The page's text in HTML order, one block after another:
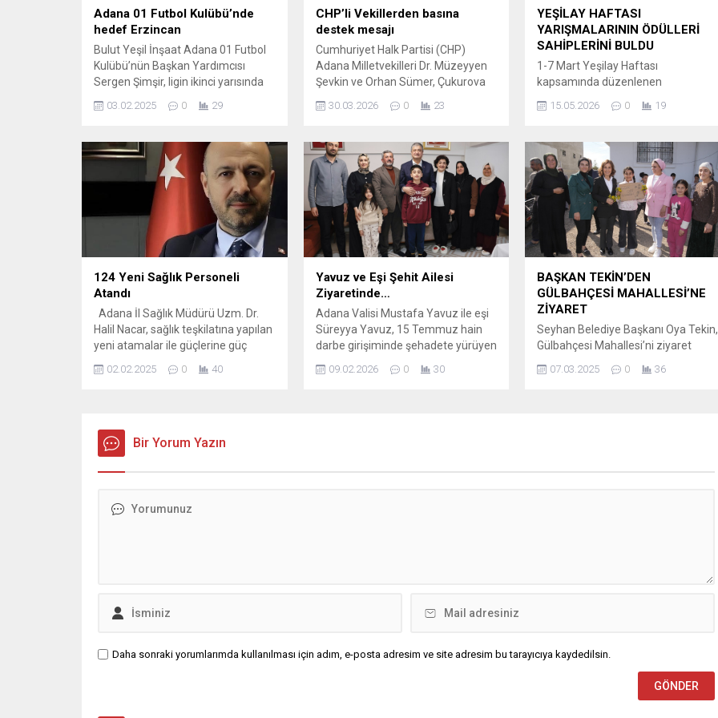
Adana 01 Futbol Kulübü’nde
hedef Erzincan
Bulut Yeşil İnşaat Adana 01 Futbol
Kulübü’nün Başkan Yardımcısı
Sergen Şimşir, ligin ikinci yarısında
Kepez, Isparta ve Kırklareli maçlarını
belirten Sarı-Siyahlı ekibin Başkan
Yardımcısı Sergen Şimşir, “Bu
başarımızı Cumartesi günü saat
14.00’de Tarsus Şehir Stadında
konuk edeceğimiz Erzincan önünde
de sürdürmeyi...
03.02.2025 0 29
CHP’li Vekillerden basına
destek mesajı
Cumhuriyet Halk Partisi (CHP)
Adana Milletvekilleri Dr. Müzeyyen
Şevkin ve Orhan Sümer, Çukurova
Kurtul Çakın ve yönetim kurulu
bulundu. Samimi bir atmosferde
gerçekleşen ziyarette, Adana
basınının önemi ve Türkiye
gündemine dair değerlendirmeler
öne çıktı. Milletvekilleri Şevkin ve
Sümer, Adana basınının her
zaman...
30.03.2026 0 23
YEŞİLAY HAFTASI
YARIŞMALARININ ÖDÜLLERİ
SAHİPLERİNİ BULDU
1-7 Mart Yeşilay Haftası
kapsamında düzenlenen
öğrencilerimize ödülleri Adana
takdim edildi. Valilik Konferans
Salonunda düzenlenen tören; İl
Emniyet Müdürü Ahmet Hakan
Arıkan, Türkiye Yeşilay Cemiyeti
Adana Şube Başkanı Dr. Yunus
Emre Yıldırım, kamu kurumlarının
temsilcileri, ödül alan
öğrencilerimiz, aileleri ve
öğretmenlerinin katılımıyla
gerçekleştirildi. Öğrencilerimizin...
15.05.2026 0 19
124 Yeni Sağlık Personeli
Atandı
Adana İl Sağlık Müdürü Uzm. Dr.
Halil Nacar, sağlık teşkilatına yapılan
yeni atamalar ile güçlerine güç
Uzm. Dr. Halil Nacar, “Ocak Dönemi
toplamda 124 yeni personel
atanmıştır. Yeni çalışma
arkadaşlarımızı...
02.02.2025 0 40
Yavuz ve Eşi Şehit Ailesi
Ziyaretinde…
Adana Valisi Mustafa Yavuz ile eşi
Süreyya Yavuz, 15 Temmuz hain
darbe girişiminde şehadete yürüyen
Mehmet Oruç’un ailesini ziyaret etti.
ölümsüzleştiğini vurgulayan Vali
09.02.2026 0 30
BAŞKAN TEKİN’DEN
GÜLBAHÇESİ MAHALLESİ’NE
ZİYARET
Seyhan Belediye Başkanı Oya Tekin,
Gülbahçesi Mahallesi’ni ziyaret
Mahalle sakinlerinin yoğun ilgisiyle
Gülbahçesi Mahallesi’ne ziyarette
07.03.2025 0 36
Bir Yorum Yazın
Daha sonraki yorumlarımda kullanılması için adım, e-posta adresim ve site adresim bu tarayıcıya kaydedilsin.